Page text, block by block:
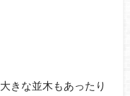
きな並木もあったり